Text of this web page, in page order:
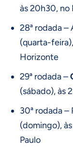
às 20h30, no
28ª rodada
(quarta-
Horizonte
29ª rodada –
(sábado), às
30ª rodada –
(domingo),
Paulo